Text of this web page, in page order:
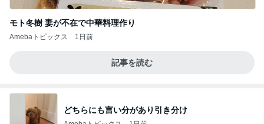
モト冬樹 妻が不在で中華料理作り
Amebaトピックス 1日前
記事を読む
どちらにも言い分があり引き分け